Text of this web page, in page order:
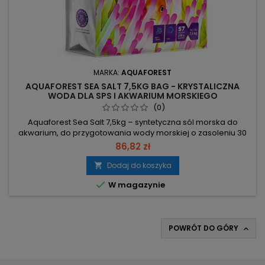
MARKA: AQUAFOREST
AQUAFOREST SEA SALT 7,5KG BAG - KRYSTALICZNA
WODA DLA SPS I AKWARIUM MORSKIEGO
(0)
Aquaforest Sea Salt 7,5kg – syntetyczna sól morska do
akwarium, do przygotowania wody morskiej o zasoleniu 30
ppt. 345 g/10 l → 30 ppt – dokładne dawkowanie dla
stabilnego zasolenia. Mieszać intensywnie 15 min w wodzie
~24°C; po rozpuszczeniu woda jest od razu gotowa do
podmiany. Rozpuszczoną sól wykorzystać w ciągu 5 dni;
przechowywać suchą i w...
86,82 zł
 Dodaj do koszyka
 W magazynie
POWRÓT DO GÓRY 